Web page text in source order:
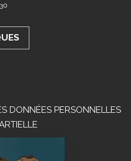
DONNÉES PERSONNELLES